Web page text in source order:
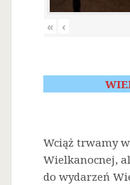
« ‹
Wciąż trwamy
Wielkanocnej,
do wydarzeń